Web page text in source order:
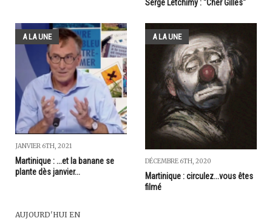
Serge Letchimy : "Cher Gilles"
A LA UNE
JANVIER 6TH, 2021
Martinique : ...et la banane se
plante dès janvier...
A LA UNE
DÉCEMBRE 6TH, 2020
Martinique : circulez...vous êtes
filmé
AUJOURD'HUI EN